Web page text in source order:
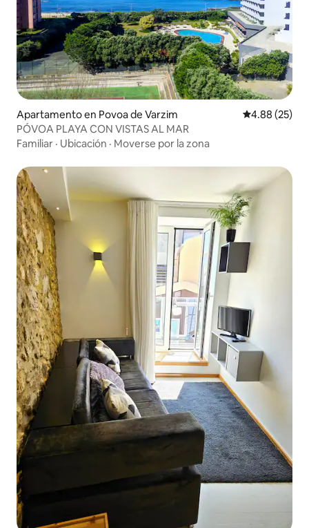
Apartamento en Povoa de Varzim Calificación
4.88 (25)
PÓVOA PLAYA CON VISTAS AL MAR
Familiar · Ubicación · Moverse por la zona